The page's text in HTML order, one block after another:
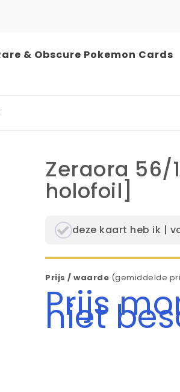
& Obscure Pokemon Cards
Zeraora 56/
holofoil]
deze kaart heb ik |
Prijs / waarde (gemiddelde
Prijs
niet